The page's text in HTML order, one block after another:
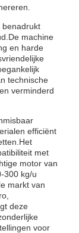
benadrukt
machine
en harde
technische
verminderd
efficiënt
met
motor van
300 kg/u
markt van
deze
voor